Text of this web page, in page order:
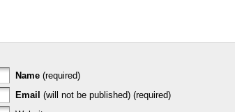
Name (required)
Email (will not be published) (required)